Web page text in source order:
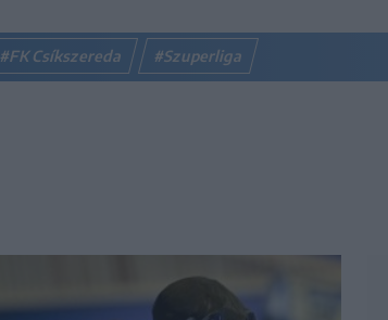
#FK Csíkszereda #Szuperliga